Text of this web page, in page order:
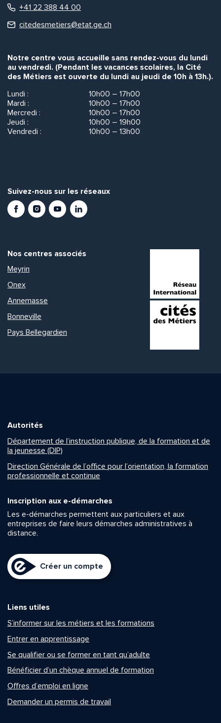
+41 22 388 44 00
citedesmetiers@etat.ge.ch
Notre centre vous accueille sans rendez-vous du lundi
au vendredi. (Pendant les vacances scolaires, la Cité
des Métiers est ouverte du lundi au jeudi de 10h à 13h.).
Lundi :
10h00 – 17h00
Mardi :
10h00 – 17h00
Mercredi :
10h00 – 17h00
Jeudi :
10h00 – 19h00
Vendredi :
10h00 – 13h00
Suivez-nous sur les réseaux
FacebookInstagramYoutubeLinkedIn
Nos centres associés
Meyrin
Onex
Annemasse
Bonneville
Pays Bellegardien
Autorités
Département de l’instruction publique, de la formation et de
la jeunesse (DIP)
Direction Générale de l’office pour l’orientation, la formation
professionnelle et continue
Inscription aux e-démarches
Les e-démarches permettent aux particuliers et aux
entreprises de faire leurs démarches administratives à
distance.
Créer un compte
Liens utiles
S’informer sur les métiers et les formations
Entrer en apprentissage
Se qualifier ou se former en tant qu’adulte
Bénéficier d’un chèque annuel de formation
Offres d’emploi en ligne
Demander un permis de travail